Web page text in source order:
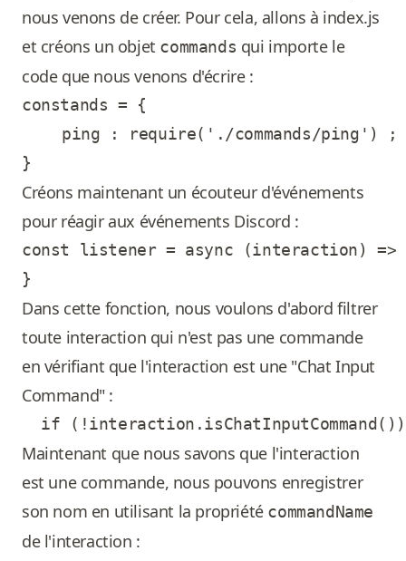
nous venons de créer. Pour cela, allons à index.js
et créons un objet commands qui importe le
code que nous venons d'écrire :
constands = {
Créons maintenant un écouteur d'événements
pour réagir aux événements Discord :
const listener = async (interaction) =>
Dans cette fonction, nous voulons d'abord filtrer
toute interaction qui n'est pas une commande
en vérifiant que l'interaction est une "Chat Input
Command" :
Maintenant que nous savons que l'interaction
est une commande, nous pouvons enregistrer
son nom en utilisant la propriété commandName
de l'interaction :